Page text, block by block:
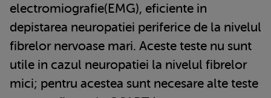
electromiografie(EMG), eficiente in
depistarea neuropatiei periferice de la nivelul
fibrelor nervoase mari. Aceste teste nu sunt
utile in cazul neuropatiei la nivelul fibrelor
mici; pentru acestea sunt necesare alte teste